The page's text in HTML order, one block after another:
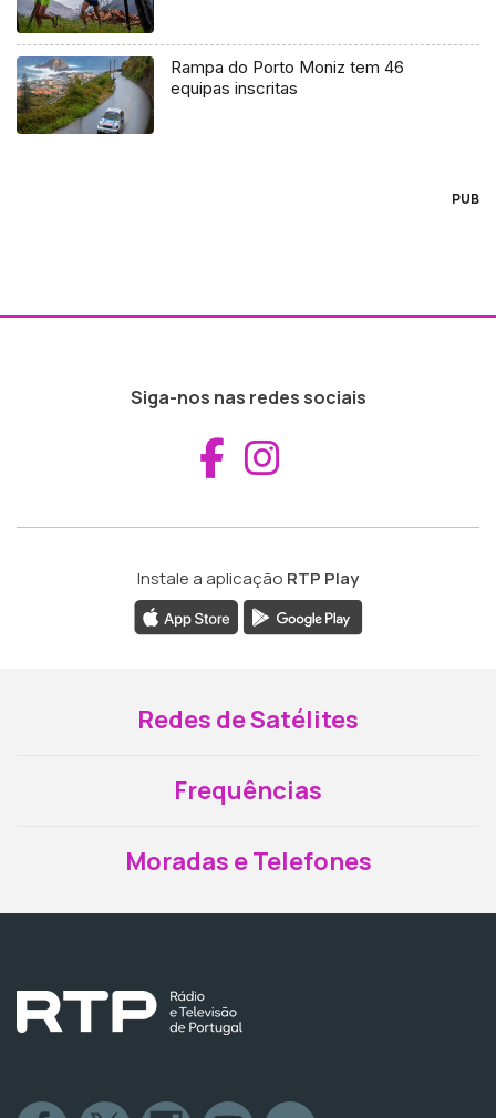
Rampa do Porto Moniz tem 46
equipas inscritas
PUB
Siga-nos nas redes sociais
Aceder ao
Instale a aplicação RTP Play
Redes de Satélites
Frequências
Moradas e Telefones